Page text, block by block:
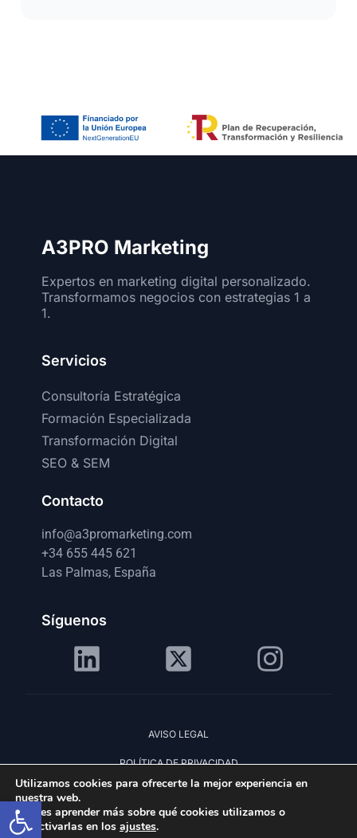
Abrir barra de herramientas
A3PRO Marketing
Expertos en marketing digital personalizado.
Transformamos negocios con estrategias 1 a
1.
Servicios
Consultoría Estratégica
Formación Especializada
Transformación Digital
SEO & SEM
Contacto
info@a3promarketing.com
+34 655 445 621
Las Palmas, España
Síguenos
AVISO LEGAL
POLÍTICA DE PRIVACIDAD
POLÍTICA DE COOKIES
© 2025 A3PRO Marketing. Todos los derechos
Utilizamos cookies para ofrecerte la mejor experiencia en
nuestra web.
Puedes aprender más sobre qué cookies utilizamos o
desactivarlas en los ajustes.